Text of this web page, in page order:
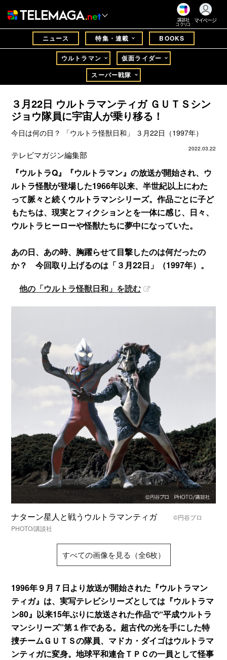
講談社
コクリコ
マイページ
ニュース 特集・連載 BOOKS
ウルトラマン
仮面ライダー
スーパー戦隊
３月22日 ウルトラマンティガ ＧＵＴＳシン
ジョウ隊員に宇宙人が乗り移る！
今日は何の日？ 「ウルトラ怪獣日和」 ３月22日（1997年）
2022.03.22
テレビマガジン編集部
『ウルトラQ』『ウルトラマン』の放送が開始され、ウ
ルトラ怪獣が登場した1966年以来、半世紀以上にわた
って脈々と続くウルトラマンシリーズ。作品ごとに子ど
もたちは、現実とフィクションとを一体に感じ、日々、
ウルトラヒーローや怪獣たちに夢中になっていた。
あの日、あの時、胸躍らせて目撃したのは何だったの
か？ 今回取り上げるのは「３月22日」（1997年）。
他の「ウルトラ怪獣日和」を読む
ナターン星人と戦うウルトラマンティガ©円谷プロ
PHOTO/講談社
すべての画像を見る（全6枚）
1996年９月７日より放送が開始された『ウルトラマン
ティガ』は、実写テレビシリーズとしては『ウルトラマ
ン80』以来15年ぶりに放送された作品で“平成ウルトラ
マンシリーズ”第１作である。超古代の光を手にした特
捜チームＧＵＴＳの隊員、マドカ・ダイゴはウルトラマ
ンティガに変身。地球平和連合ＴＰＣの一員として怪事